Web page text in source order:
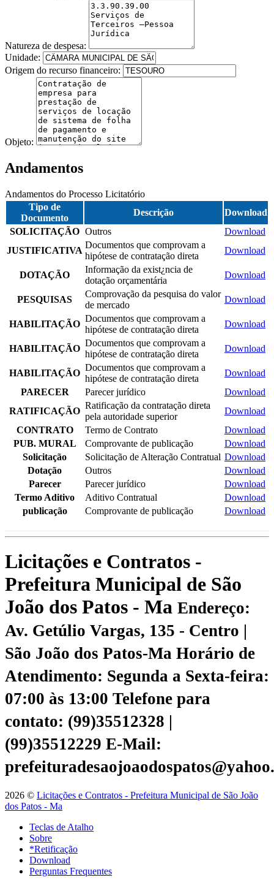
Natureza de despesa:
Unidade:
Origem do recurso financeiro:
Objeto:
Andamentos
Andamentos do Processo Licitatório
Tipo de
Documento
Descrição
Download
SOLICITAÇÃO Outros
Download
JUSTIFICATIVA
Documentos que comprovam a
hipótese de contratação direta
Download
DOTAÇÃO
Informação da exist¿ncia de
dotação orçamentária
Download
PESQUISAS
Comprovação da pesquisa do valor
de mercado
Download
HABILITAÇÃO
Documentos que comprovam a
hipótese de contratação direta
Download
HABILITAÇÃO
Documentos que comprovam a
hipótese de contratação direta
Download
HABILITAÇÃO
Documentos que comprovam a
hipótese de contratação direta
Download
PARECER
Parecer jurídico
Download
RATIFICAÇÃO
Ratificação da contratação direta
pela autoridade superior
Download
CONTRATO
Termo de Contrato
Download
PUB. MURAL
Comprovante de publicação
Download
Solicitação
Solicitação de Alteração Contratual Download
Dotação
Outros
Download
Parecer
Parecer jurídico
Download
Termo Aditivo
Aditivo Contratual
Download
publicação
Comprovante de publicação Download
Licitações e Contratos -
Prefeitura Municipal de São
João dos Patos - Ma Endereço:
Av. Getúlio Vargas, 135 - Centro |
São João dos Patos-Ma Horário de
Atendimento: Segunda a Sexta-feira:
07:00 às 13:00 Telefone para
contato: (99)35512328 |
(99)35512229 E-Mail:
2026 © Licitações e Contratos - Prefeitura Municipal de São João
dos Patos - Ma
Teclas de Atalho
Sobre
*Retificação
Download
Perguntas Frequentes